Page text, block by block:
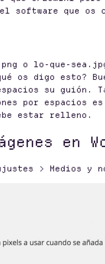
software que os
o lo-que-
os digo esto?
su guión.
por espacios es
estar relleno.
en
> Medios